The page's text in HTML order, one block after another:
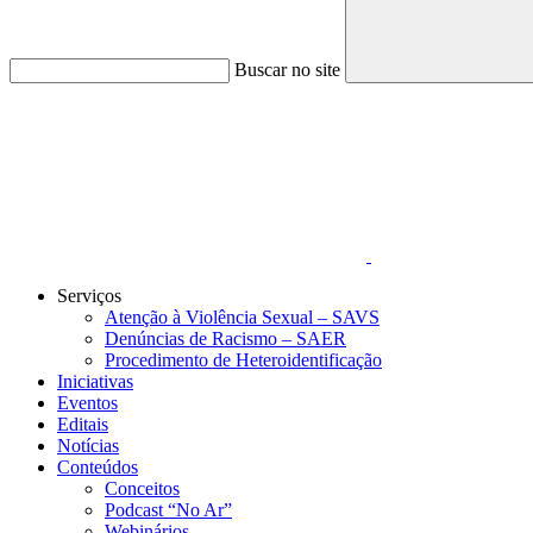
Buscar no site
Serviços
Atenção à Violência Sexual – SAVS
Denúncias de Racismo – SAER
Procedimento de Heteroidentificação
Iniciativas
Eventos
Editais
Notícias
Conteúdos
Conceitos
Podcast “No Ar”